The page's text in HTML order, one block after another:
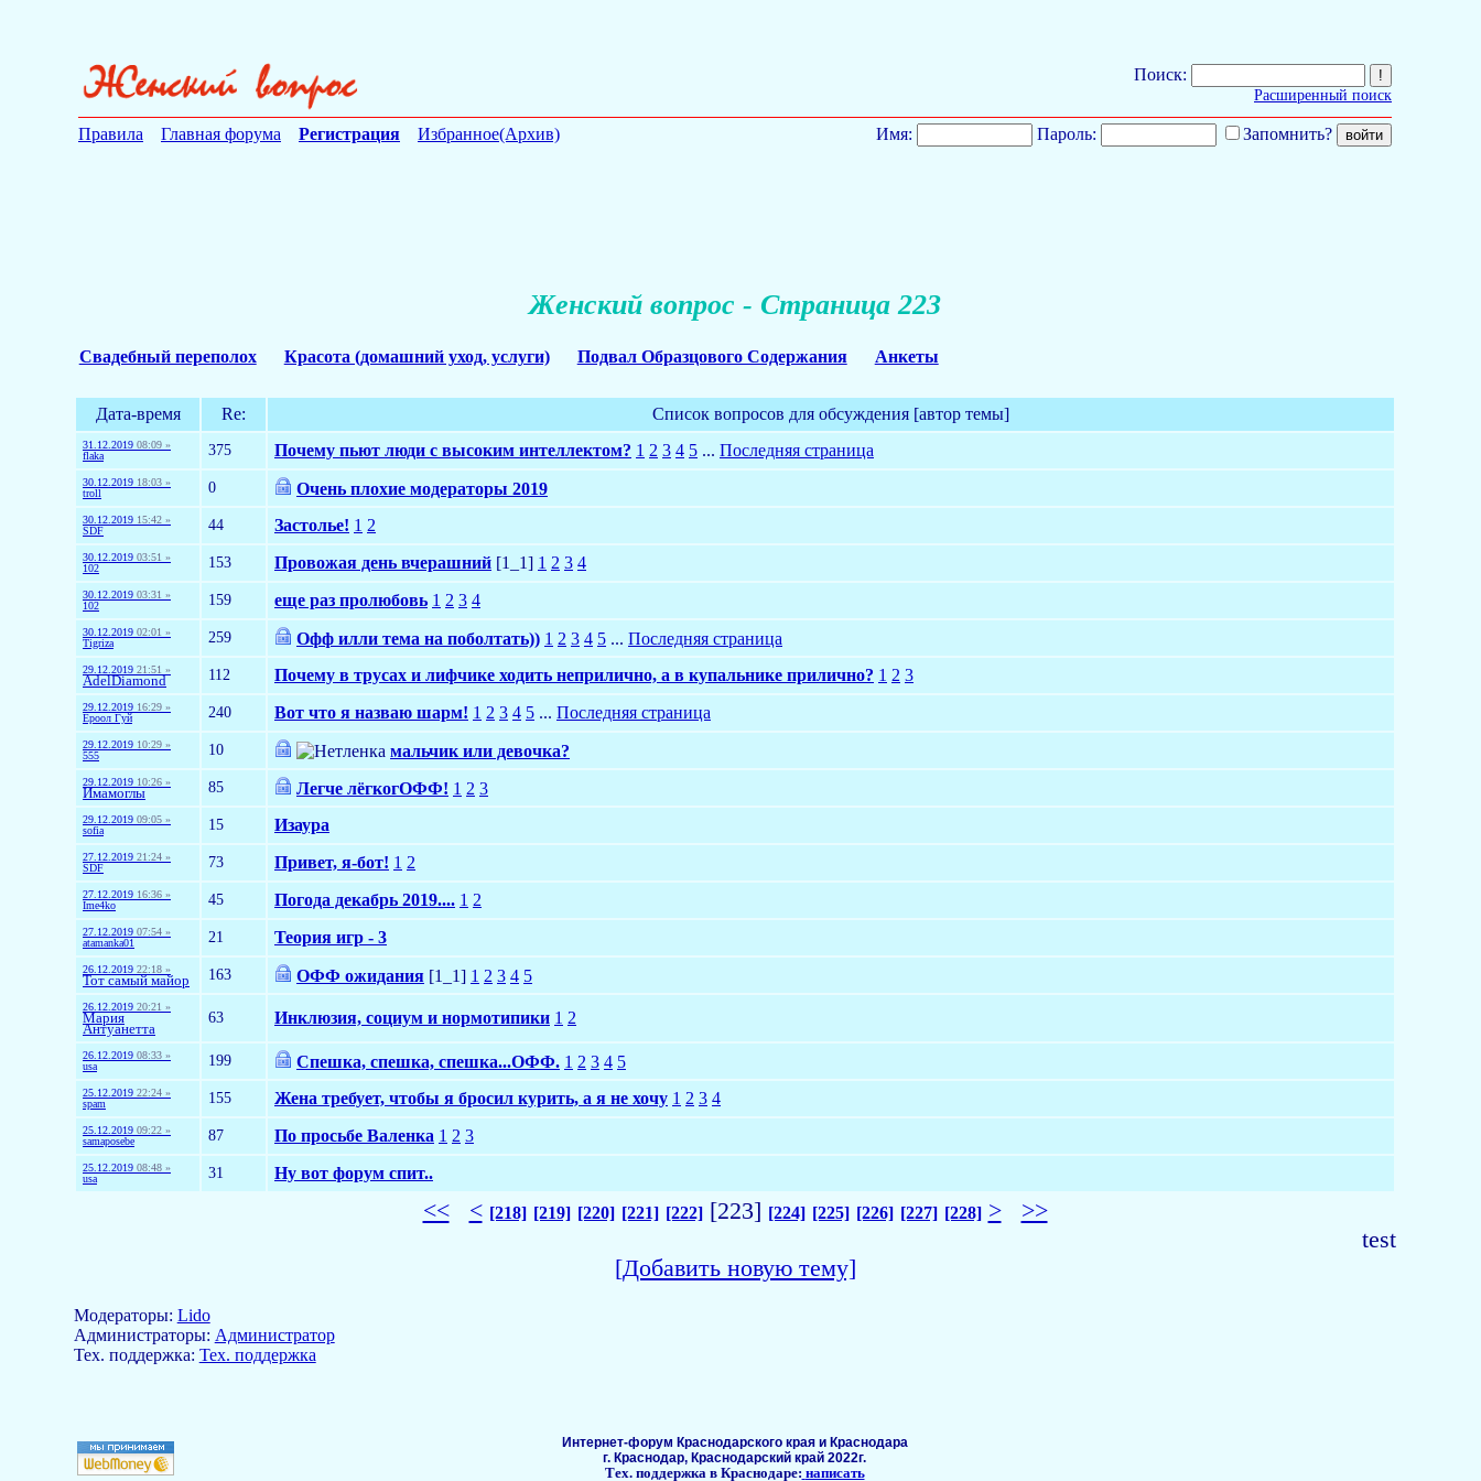
Поиск:
Расширенный поиск
Правила Главная форума Регистрация Избранное(Архив) Имя: Пароль: Запомнить?
Женский вопрос - Страница 223
Свадебный переполох Красота (домашний уход, услуги) Подвал Образцового Содержания Анкеты
Дата-время Re: Список вопросов для обсуждения [автор темы]
31.12.2019 08:09 »
flaka
375 Почему пьют люди с высоким интеллектом? 1 2 3 4 5 ... Последняя страница
30.12.2019 18:03 »
troll
0 Очень плохие модераторы 2019
30.12.2019 15:42 »
SDF
44 Застолье! 1 2
30.12.2019 03:51 »
102
153 Провожая день вчерашний [1_1] 1 2 3 4
30.12.2019 03:31 »
102
159 еще раз пролюбовь 1 2 3 4
30.12.2019 02:01 »
Tigriza
259 Офф илли тема на поболтать)) 1 2 3 4 5 ... Последняя страница
29.12.2019 21:51 »
AdelDiamond 112 Почему в трусах и лифчике ходить неприлично, а в купальнике прилично? 1 2 3
29.12.2019 16:29 »
Ёроол Гуй
240 Вот что я назваю шарм! 1 2 3 4 5 ... Последняя страница
29.12.2019 10:29 »
555
10 мальчик или девочка?
29.12.2019 10:26 »
Имамоглы 85 Легче лёгкогОФФ! 1 2 3
29.12.2019 09:05 »
sofia
15 Изаура
27.12.2019 21:24 »
SDF
73 Привет, я-бот! 1 2
27.12.2019 16:36 »
Ime4ko
45 Погода декабрь 2019.... 1 2
27.12.2019 07:54 »
atamanka01
21 Теория игр - 3
26.12.2019 22:18 »
Тот самый майор 163 ОФФ ожидания [1_1] 1 2 3 4 5
26.12.2019 20:21 »
Мария
Антуанетта
63 Инклюзия, социум и нормотипики 1 2
26.12.2019 08:33 »
usa
199 Спешка, спешка, спешка...ОФФ. 1 2 3 4 5
25.12.2019 22:24 »
spam
155 Жена требует, чтобы я бросил курить, а я не хочу 1 2 3 4
25.12.2019 09:22 »
samaposebe
87 По просьбе Валенка 1 2 3
25.12.2019 08:48 »
usa
31 Ну вот форум спит..
<< < [218] [219] [220] [221] [222][223] [224] [225] [226] [227] [228] >
>>
test
[Добавить новую тему]
Модераторы: Lido
Aдминистраторы: Администратор
Тех. поддержка: Тех. поддержка
Интернет-форум Краснодарского края и Краснодара
г. Краснодар, Краснодарский край 2022г.
Тех. поддержка в Краснодаре: написать